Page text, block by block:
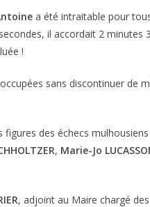
a été intraitable pour
il accordait 2 minutes
!
sans discontinuer de
des échecs
, Marie-Jo
, adjoint au Maire chargé